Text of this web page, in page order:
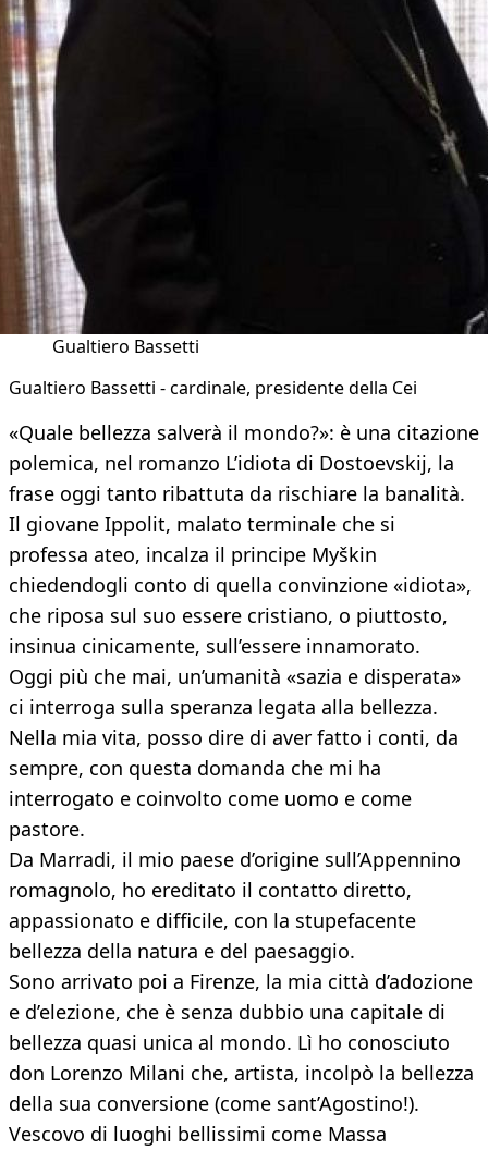
Gualtiero Bassetti
Gualtiero Bassetti - cardinale, presidente della Cei
«Quale bellezza salverà il mondo?»: è una citazione
polemica, nel romanzo L’idiota di Dostoevskij, la
frase oggi tanto ribattuta da rischiare la banalità.
Il giovane Ippolit, malato terminale che si
professa ateo, incalza il principe Myškin
chiedendogli conto di quella convinzione «idiota»,
che riposa sul suo essere cristiano, o piuttosto,
insinua cinicamente, sull’essere innamorato.
Oggi più che mai, un’umanità «sazia e disperata»
ci interroga sulla speranza legata alla bellezza.
Nella mia vita, posso dire di aver fatto i conti, da
sempre, con questa domanda che mi ha
interrogato e coinvolto come uomo e come
pastore.
Da Marradi, il mio paese d’origine sull’Appennino
romagnolo, ho ereditato il contatto diretto,
appassionato e difficile, con la stupefacente
bellezza della natura e del paesaggio.
Sono arrivato poi a Firenze, la mia città d’adozione
e d’elezione, che è senza dubbio una capitale di
bellezza quasi unica al mondo. Lì ho conosciuto
don Lorenzo Milani che, artista, incolpò la bellezza
della sua conversione (come sant’Agostino!).
Vescovo di luoghi bellissimi come Massa